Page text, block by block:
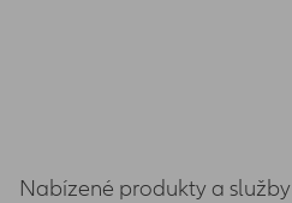
Nabízené produkty a služby